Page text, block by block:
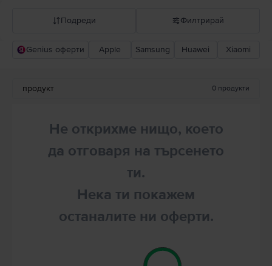
Подреди
Прероръчани от Flip
Филтрирай
Genius оферти Apple Samsung Huawei Xiaomi
продукт 0 продукти
Не открихме нищо, което
да отговаря на търсенето
ти.
Нека ти покажем
останалите ни оферти.